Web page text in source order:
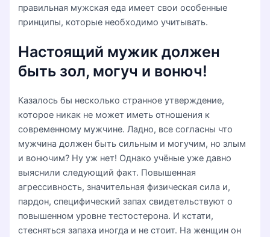
правильная мужская еда имеет свои особенные
принципы, которые необходимо учитывать.
Настоящий мужик должен
быть зол, могуч и вонюч!
Казалось бы несколько странное утверждение,
которое никак не может иметь отношения к
современному мужчине. Ладно, все согласны что
мужчина должен быть сильным и могучим, но злым
и вонючим? Ну уж нет! Однако учёные уже давно
выяснили следующий факт. Повышенная
агрессивность, значительная физическая сила и,
пардон, специфический запах свидетельствуют о
повышенном уровне тестостерона. И кстати,
стесняться запаха иногда и не стоит. На женщин он